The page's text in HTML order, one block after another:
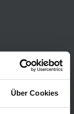
Über Cookies